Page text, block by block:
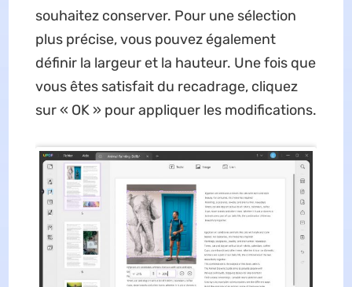
souhaitez conserver. Pour une sélection
plus précise, vous pouvez également
définir la largeur et la hauteur. Une fois que
vous êtes satisfait du recadrage, cliquez
sur « OK » pour appliquer les modifications.